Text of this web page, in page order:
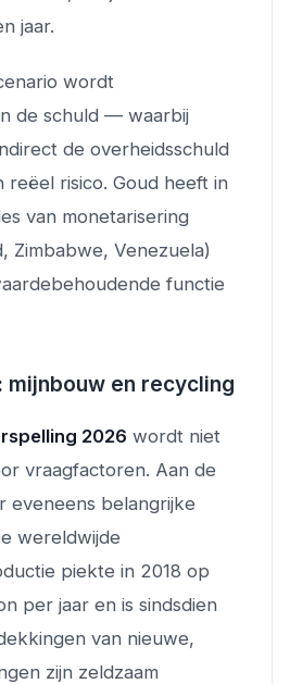
jaar.
wordt
de schuld — waarbij
de overheidsschuld
risico. Goud heeft in
van monetarisering
Zimbabwe, Venezuela)
functie
mijnbouw en recycling
2026 wordt niet
vraagfactoren. Aan de
eveneens belangrijke
wereldwijde
piekte in 2018 op
per jaar en is sindsdien
van nieuwe,
zijn zeldzaam